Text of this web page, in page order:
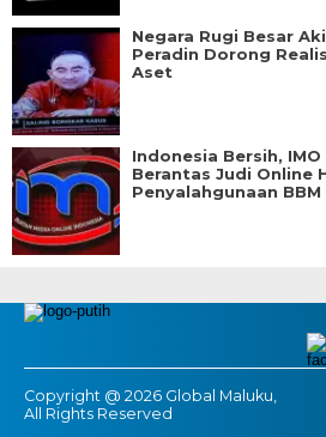
Negara Rugi Besar
Peradin Dorong
Aset
Indonesia Bersih,
Berantas Judi Online
Penyalahgunaan BBM
Copyright @ 2026 Global Maluku,
All Rights Reserved